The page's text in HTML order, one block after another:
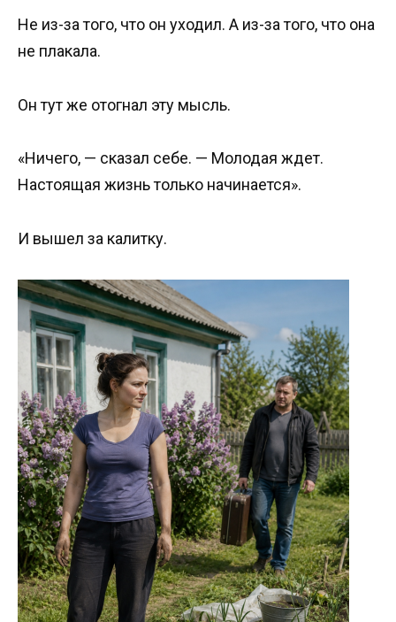
Не из-за того, что он уходил. А из-за того, что она
не плакала.
Он тут же отогнал эту мысль.
«Ничего, — сказал себе. — Молодая ждет.
Настоящая жизнь только начинается».
И вышел за калитку.